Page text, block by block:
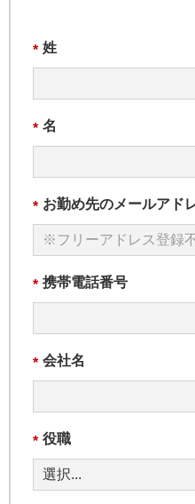
* 姓
* 名
* お勤め先のメールアド
* 携帯電話番号
* 会社名
* 役職